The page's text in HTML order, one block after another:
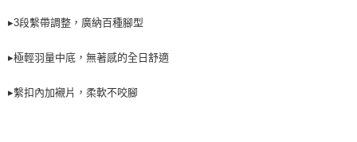
▸3段繫帶調整，廣納百種腳型
▸極輕羽量中底，無著感的全日舒適
▸繫扣內加襯片，柔軟不咬腳